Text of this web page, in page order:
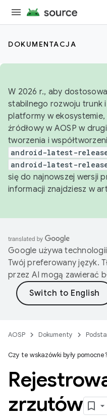
DOKUMENTACJA
W 2026 r., aby
stabilnego rozwoju trunk
platformy w
źródłowy w AOSP w
tworzenia i
android-latest-
android-latest-
się do najnowszej wersji
informacji znajdziesz w
Google używa
Twój preferowany język.
przez AI mogą zawierać
AOSP Dokumenty
Czy te wskazówki były pomocne?
zrzutów